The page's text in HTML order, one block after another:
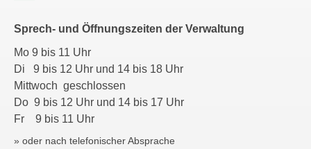
Sprech- und Öffnungszeiten der Verwaltung
Mo 9 bis 11 Uhr
Di 9 bis 12 Uhr und 14 bis 18 Uhr
Mittwoch geschlossen
Do 9 bis 12 Uhr und 14 bis 17 Uhr
Fr 9 bis 11 Uhr
» oder nach telefonischer Absprache